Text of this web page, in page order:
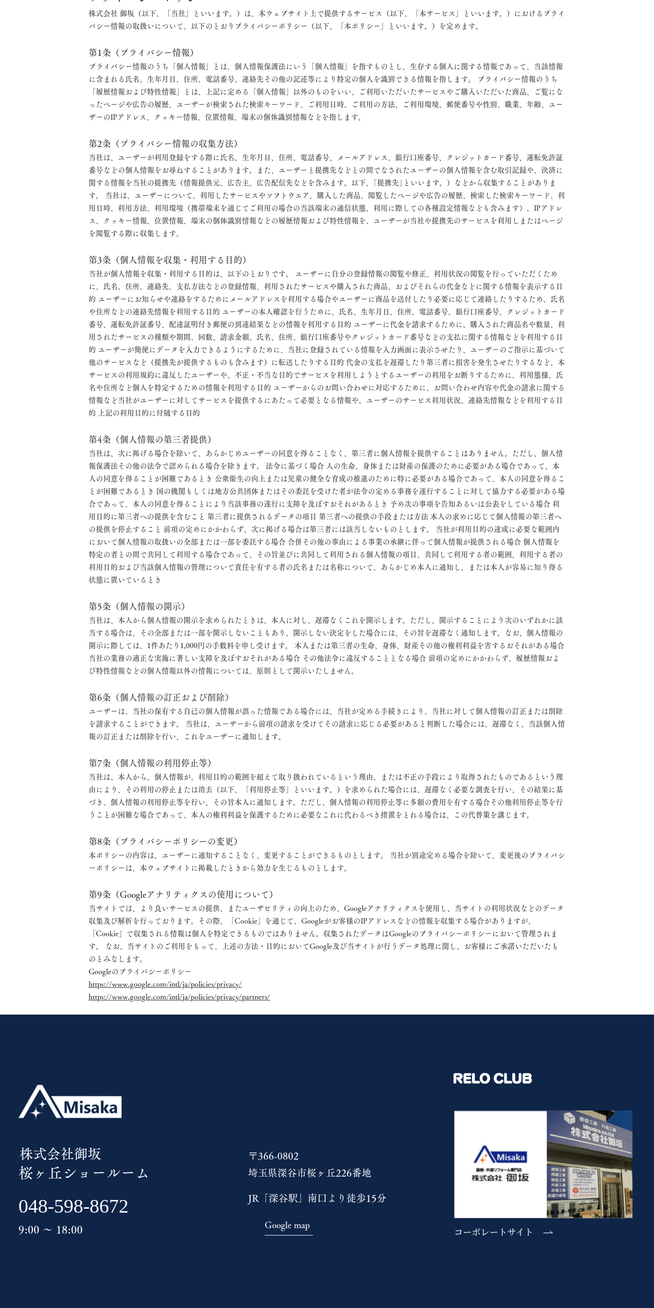
株式会社 御坂（以下、「当社」といいます。）は、本ウェブサイト上で提供するサービス（以下、「本サービス」といいます。）におけるプライ
バシー情報の取扱いについて、以下のとおりプライバシーポリシー（以下、「本ポリシー」といいます。）を定めます。
第1条（プライバシー情報）
プライバシー情報のうち「個人情報」とは、個人情報保護法にいう「個人情報」を指すものとし、生存する個人に関する情報であって、当該情報
に含まれる氏名、生年月日、住所、電話番号、連絡先その他の記述等により特定の個人を識別できる情報を指します。 プライバシー情報のうち
「履歴情報および特性情報」とは、上記に定める「個人情報」以外のものをいい、ご利用いただいたサービスやご購入いただいた商品、ご覧にな
ったページや広告の履歴、ユーザーが検索された検索キーワード、ご利用日時、ご利用の方法、ご利用環境、郵便番号や性別、職業、年齢、ユー
ザーのIPアドレス、クッキー情報、位置情報、端末の個体識別情報などを指します。
第2条（プライバシー情報の収集方法）
当社は、ユーザーが利用登録をする際に氏名、生年月日、住所、電話番号、メールアドレス、銀行口座番号、クレジットカード番号、運転免許証
番号などの個人情報をお尋ねすることがあります。また、ユーザーと提携先などとの間でなされたユーザーの個人情報を含む取引記録や、決済に
関する情報を当社の提携先（情報提供元、広告主、広告配信先などを含みます。以下、｢提携先｣といいます。）などから収集することがありま
す。 当社は、ユーザーについて、利用したサービスやソフトウエア、購入した商品、閲覧したページや広告の履歴、検索した検索キーワード、利
用日時、利用方法、利用環境（携帯端末を通じてご利用の場合の当該端末の通信状態、利用に際しての各種設定情報なども含みます）、IPアドレ
ス、クッキー情報、位置情報、端末の個体識別情報などの履歴情報および特性情報を、ユーザーが当社や提携先のサービスを利用しまたはページ
を閲覧する際に収集します。
第3条（個人情報を収集・利用する目的）
当社が個人情報を収集・利用する目的は、以下のとおりです。 ユーザーに自分の登録情報の閲覧や修正、利用状況の閲覧を行っていただくため
に、氏名、住所、連絡先、支払方法などの登録情報、利用されたサービスや購入された商品、およびそれらの代金などに関する情報を表示する目
的 ユーザーにお知らせや連絡をするためにメールアドレスを利用する場合やユーザーに商品を送付したり必要に応じて連絡したりするため、氏名
や住所などの連絡先情報を利用する目的 ユーザーの本人確認を行うために、氏名、生年月日、住所、電話番号、銀行口座番号、クレジットカード
番号、運転免許証番号、配達証明付き郵便の到達結果などの情報を利用する目的 ユーザーに代金を請求するために、購入された商品名や数量、利
用されたサービスの種類や期間、回数、請求金額、氏名、住所、銀行口座番号やクレジットカード番号などの支払に関する情報などを利用する目
的 ユーザーが簡便にデータを入力できるようにするために、当社に登録されている情報を入力画面に表示させたり、ユーザーのご指示に基づいて
他のサービスなど（提携先が提供するものも含みます）に転送したりする目的 代金の支払を遅滞したり第三者に損害を発生させたりするなど、本
サービスの利用規約に違反したユーザーや、不正・不当な目的でサービスを利用しようとするユーザーの利用をお断りするために、利用態様、氏
名や住所など個人を特定するための情報を利用する目的 ユーザーからのお問い合わせに対応するために、お問い合わせ内容や代金の請求に関する
情報など当社がユーザーに対してサービスを提供するにあたって必要となる情報や、ユーザーのサービス利用状況、連絡先情報などを利用する目
的 上記の利用目的に付随する目的
第4条（個人情報の第三者提供）
当社は、次に掲げる場合を除いて、あらかじめユーザーの同意を得ることなく、第三者に個人情報を提供することはありません。ただし、個人情
報保護法その他の法令で認められる場合を除きます。 法令に基づく場合 人の生命、身体または財産の保護のために必要がある場合であって、本
人の同意を得ることが困難であるとき 公衆衛生の向上または児童の健全な育成の推進のために特に必要がある場合であって、本人の同意を得るこ
とが困難であるとき 国の機関もしくは地方公共団体またはその委託を受けた者が法令の定める事務を遂行することに対して協力する必要がある場
合であって、本人の同意を得ることにより当該事務の遂行に支障を及ぼすおそれがあるとき 予め次の事項を告知あるいは公表をしている場合 利
用目的に第三者への提供を含むこと 第三者に提供されるデータの項目 第三者への提供の手段または方法 本人の求めに応じて個人情報の第三者へ
の提供を停止すること 前項の定めにかかわらず、次に掲げる場合は第三者には該当しないものとします。 当社が利用目的の達成に必要な範囲内
において個人情報の取扱いの全部または一部を委託する場合 合併その他の事由による事業の承継に伴って個人情報が提供される場合 個人情報を
特定の者との間で共同して利用する場合であって、その旨並びに共同して利用される個人情報の項目、共同して利用する者の範囲、利用する者の
利用目的および当該個人情報の管理について責任を有する者の氏名または名称について、あらかじめ本人に通知し、または本人が容易に知り得る
状態に置いているとき
第5条（個人情報の開示）
当社は、本人から個人情報の開示を求められたときは、本人に対し、遅滞なくこれを開示します。ただし、開示することにより次のいずれかに該
当する場合は、その全部または一部を開示しないこともあり、開示しない決定をした場合には、その旨を遅滞なく通知します。なお、個人情報の
開示に際しては、1件あたり1,000円の手数料を申し受けます。 本人または第三者の生命、身体、財産その他の権利利益を害するおそれがある場合
当社の業務の適正な実施に著しい支障を及ぼすおそれがある場合 その他法令に違反することとなる場合 前項の定めにかかわらず、履歴情報およ
び特性情報などの個人情報以外の情報については、原則として開示いたしません。
第6条（個人情報の訂正および削除）
ユーザーは、当社の保有する自己の個人情報が誤った情報である場合には、当社が定める手続きにより、当社に対して個人情報の訂正または削除
を請求することができます。 当社は、ユーザーから前項の請求を受けてその請求に応じる必要があると判断した場合には、遅滞なく、当該個人情
報の訂正または削除を行い、これをユーザーに通知します。
第7条（個人情報の利用停止等）
当社は、本人から、個人情報が、利用目的の範囲を超えて取り扱われているという理由、または不正の手段により取得されたものであるという理
由により、その利用の停止または消去（以下、「利用停止等」といいます。）を求められた場合には、遅滞なく必要な調査を行い、その結果に基
づき、個人情報の利用停止等を行い、その旨本人に通知します。ただし、個人情報の利用停止等に多額の費用を有する場合その他利用停止等を行
うことが困難な場合であって、本人の権利利益を保護するために必要なこれに代わるべき措置をとれる場合は、この代替策を講じます。
第8条（プライバシーポリシーの変更）
本ポリシーの内容は、ユーザーに通知することなく、変更することができるものとします。 当社が別途定める場合を除いて、変更後のプライバシ
ーポリシーは、本ウェブサイトに掲載したときから効力を生じるものとします。
第9条（Googleアナリティクスの使用について）
当サイトでは、より良いサービスの提供、またユーザ ビリティの向上のため、Googleアナリティクスを使用し、当サイトの利用状況などのデータ
収集及び解析を行っております。その際、「Cookie」を通じて、Googleがお客様のIPアドレスなどの情報を収集する場合がありますが、
「Cookie」で収集される情報は個人を特定できるものではありません。収集されたデータはGoogleのプライバシーポリシーにおいて管理されま
す。 なお、当サイトのご利用をもって、上述の方法・目的においてGoogle及び当サイトが行うデータ処理に関し、お客様にご承諾いただいたも
のとみなします。
Googleのプライバシーポリシー
https://www.google.com/intl/ja/policies/privacy/
https://www.google.com/intl/ja/policies/privacy/partners/
​株式会社御坂
桜ヶ丘ショールーム
048-598-8672
9:00 ～ 18:00
〒366-0802
埼玉県深谷市桜ヶ丘226番地
JR「深谷駅」南口より徒歩15分
Google map